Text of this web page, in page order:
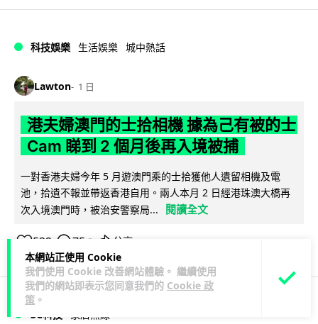
本網站正使用 Cookie
我們使用 Cookie 改善網站體驗。 繼續使用
我們的網站即表示您同意我們的 Cookie 政
策 。
科技娛樂 生活娛樂 城中熱話
Lawton 1 日
港夫婦澳門的士拾相機 據為己有被的士
Cam 睇到 2 個月後再入境被捕
一對香港夫婦今年 5 月遊澳門乘的士拾獲他人遺留相機及電
池，拾遺不報並帶返香港自用。兩人本月 2 日經港珠澳大橋再
次入境澳門時，被治安警察局...
閱讀全文
532 75 ↗ 分享
3C科技 家居無線